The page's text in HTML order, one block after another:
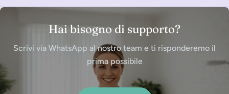
Hai bisogno di supporto?
Scrivi via WhatsApp al nostro team e ti risponderemo il
prima possibile